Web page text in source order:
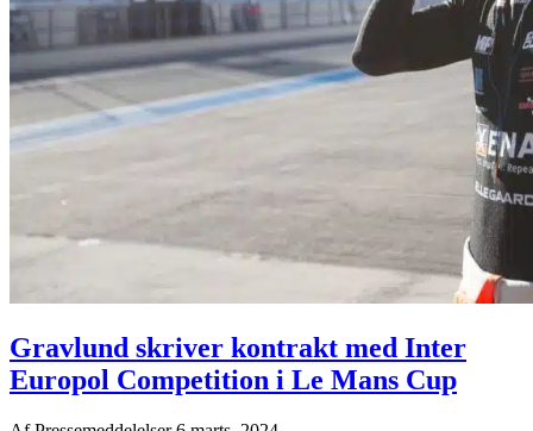
Gravlund skriver kontrakt med Inter
Europol Competition i Le Mans Cup